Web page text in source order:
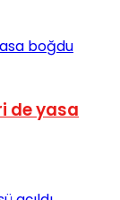
de yasa